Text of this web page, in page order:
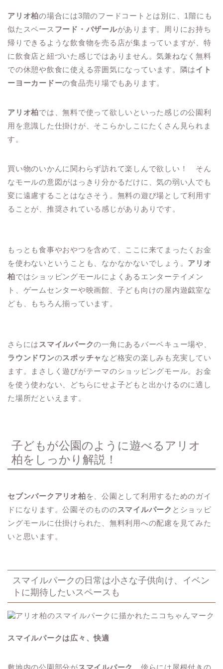
アリオ柏の場合には3階のフードコートとは別に、1階にも
似たスペース フード・バザールがあります。周りにお持ち
帰りできるような飲食物を売る店が集まっていますが、特
に飲食店と紐づいた感じではありません。気兼ねなく無料
での休憩や飲食に使える雰囲気になっています。隣はイト
ーヨーカードーの食品売り場でもあります。
アリオ柏では、無料で使って欲しいといった感じの公園利
用を意識した仕掛けが、そこらかしこにたくさん見られま
す。
買い物のいかんに関わらず訪れて楽しんで欲しい！ そん
なモールの意図がはっきり分かるだけに、気の弱い人でも
変に遠慮することはなさそう。無料の遊び場として利用す
ることが、推奨されている感じがありありです。
もっとも食事やおやつを含めて、ここに来てまったくお金
を使わないということも、なかなかないでしょう。 アリオ
柏ではショッピングモールによくあるエンターテイメン
ト、ゲームセンターや映画館、子ども向けの屋内遊戯室な
ども、もちろん揃っています。
さらには スマイルパークの一角にあるバーベキュー場や、
ラウンドワンのスポッチャ など格安の楽しみも充実してい
ます。まさしく遊びがテーマのショッピングモール。お金
を使う使わない、どちらにせよ子どもと出かけるのに適し
た場所だといえます。
子どもが公園のように遊べるアリオ
柏をしっかり解説！
セブンパークアリオ柏を、公園として利用するためのガイ
ドになります。公園そのもののスマイルパーク とショッピ
ングモールに仕掛けられた、無料利用への配慮を見てみた
いと思います。
スマイルパークの日常は小さな子供向け、イベン
トに期待したいスペースも
スマイルパークは広々、快適
敷地内の公園部分がスマイルパーク 。傍らには屋根付きの